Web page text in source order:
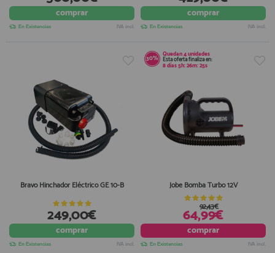
comprar
En Existencias IVA incl.
comprar
En Existencias IVA incl.
Bravo Hinchador Eléctrico GE 10-B
249,00€
comprar
En Existencias IVA incl.
30% Quedan4unidades
Esta oferta finaliza en:
8días5h:26m:25s
Jobe Bomba Turbo 12V
64,99€
92,43€
comprar
En Existencias IVA incl.